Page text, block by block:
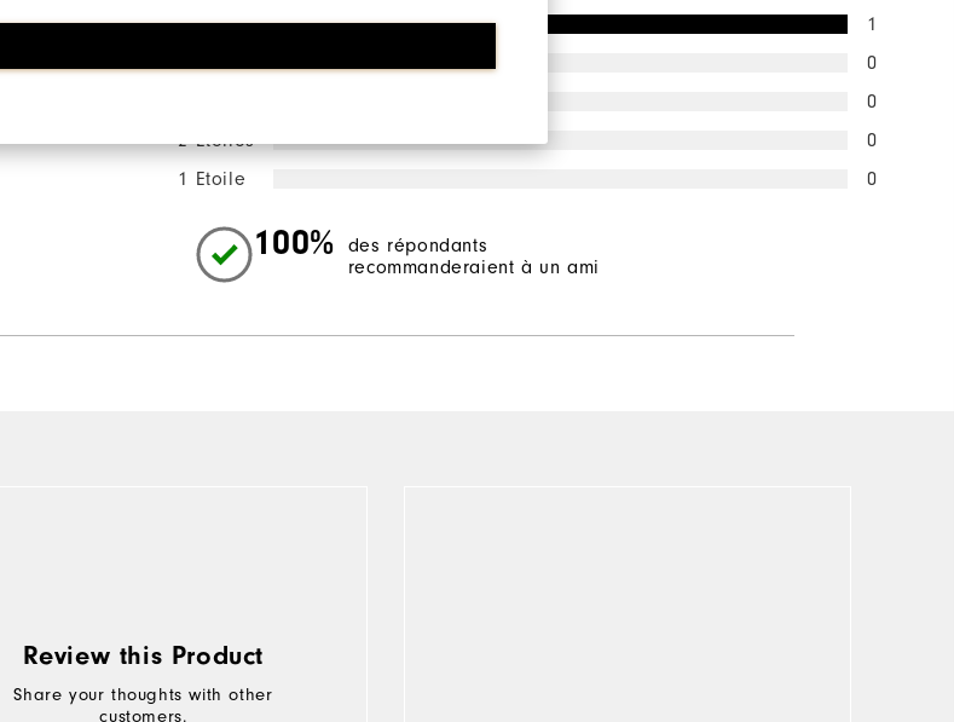
5 Etoiles
1
0
0
2 Etoiles
0
1 Etoile
0
100%
des répondants
recommanderaient à un ami
Review this Product
Share your thoughts with other
customers.